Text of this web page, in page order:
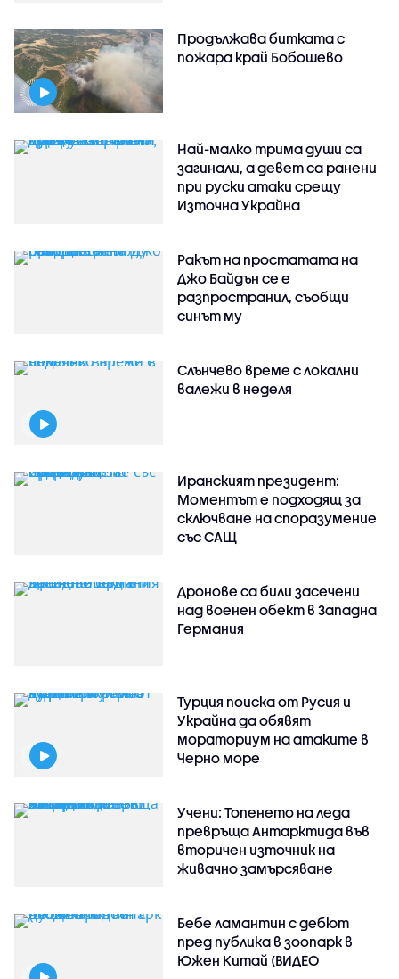
Продължава битката с
пожара край Бобошево
Най-малко трима души са
загинали, а девет са ранени
при руски атаки срещу
Източна Украйна
Ракът на простатата на
Джо Байдън се е
разпространил, съобщи
синът му
Слънчево време с локални
валежи в неделя
Иранският президент:
Моментът е подходящ за
сключване на споразумение
със САЩ
Дронове са били засечени
над военен обект в Западна
Германия
Турция поиска от Русия и
Украйна да обявят
мораториум на атаките в
Черно море
Учени: Топенето на леда
превръща Антарктида във
вторичен източник на
живачно замърсяване
Бебе ламантин с дебют
пред публика в зоопарк в
Южен Китай (ВИДЕО